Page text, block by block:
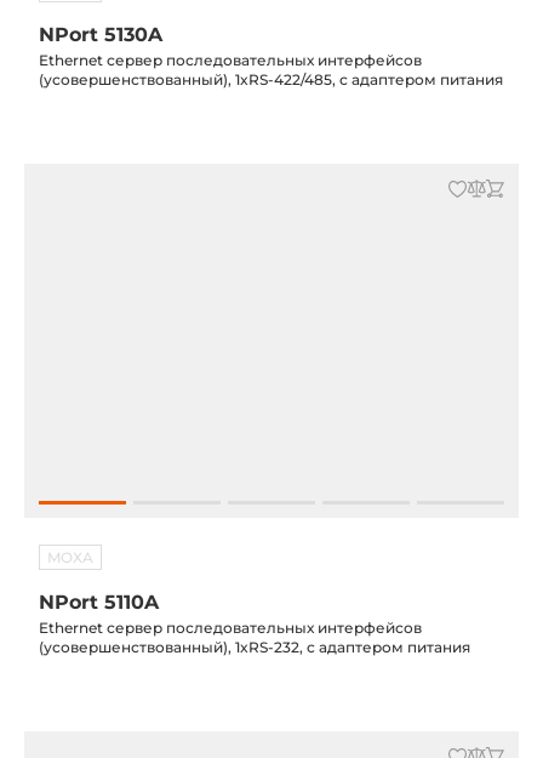
NPort 5130A
Ethernet сервер последовательных интерфейсов
(усовершенствованный), 1xRS-422/485, с адаптером питания
MOXA
NPort 5110A
Ethernet сервер последовательных интерфейсов
(усовершенствованный), 1xRS-232, с адаптером питания